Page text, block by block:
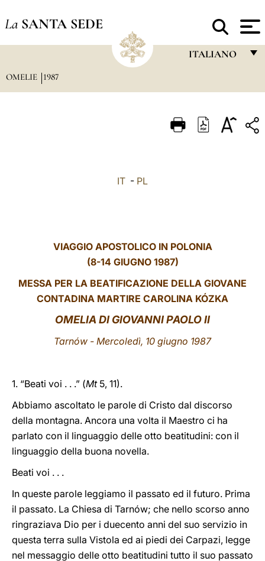
La SANTA SEDE
ITALIANO
ITALIANO
LATINE
OMELIE 1987
IT - PL
VIAGGIO APOSTOLICO IN POLONIA
(8-14 GIUGNO 1987)
MESSA PER LA BEATIFICAZIONE DELLA GIOVANE
CONTADINA MARTIRE CAROLINA KÓZKA
OMELIA DI GIOVANNI PAOLO II
Tarnów - Mercoledì, 10 giugno 1987
1. “Beati voi . . .” (Mt5, 11).
Abbiamo ascoltato le parole di Cristo dal discorso
della montagna. Ancora una volta il Maestro ci ha
parlato con il linguaggio delle otto beatitudini: con il
linguaggio della buona novella.
Beati voi . . .
In queste parole leggiamo il passato ed il futuro. Prima
il passato. La Chiesa di Tarnów; che nello scorso anno
ringraziava Dio per i duecento anni del suo servizio in
questa terra sulla Vistola ed ai piedi dei Carpazi, legge
nel messaggio delle otto beatitudini tutto il suo passato